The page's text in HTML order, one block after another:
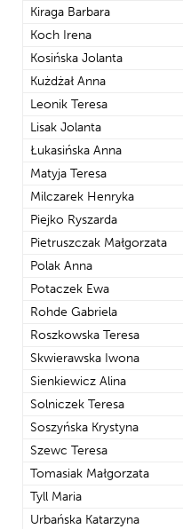
Kiraga Barbara
Koch Irena
Kosińska Jolanta
Kużdżał Anna
Leonik Teresa
Lisak Jolanta
Łukasińska Anna
Matyja Teresa
Milczarek Henryka
Piejko Ryszarda
Pietruszczak Małgorzata
Polak Anna
Potaczek Ewa
Rohde Gabriela
Roszkowska Teresa
Skwierawska Iwona
Sienkiewicz Alina
Solniczek Teresa
Soszyńska Krystyna
Szewc Teresa
Tomasiak Małgorzata
Tyll Maria
Urbańska Katarzyna